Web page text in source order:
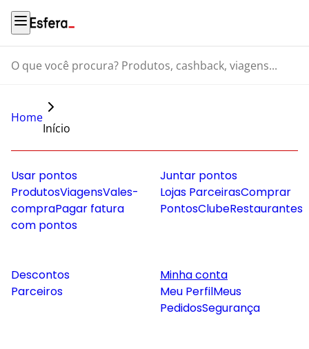
O que você procura? Produtos, cashback, viagens...
Home
Início
Usar pontos
ProdutosViagensVales-
compraPagar fatura
com pontos
Juntar pontos
Lojas ParceirasComprar
PontosClubeRestaurantes
Descontos
Parceiros
Minha conta
Meu PerfilMeus
PedidosSegurança